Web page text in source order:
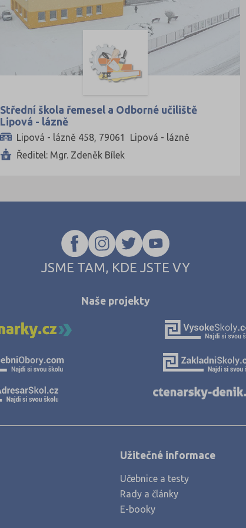
Karlovy Vary (16)
Klatovy (7)
Kroměříž (16)
Kutná Hora (11)
Liberec (20)
Mladá Boleslav (19)
Olomouc (35)
Opava (19)
Pardubice (24)
Střední škola řemesel a Odborné učiliště
Lipová - lázně
Lipová - lázně 458, 79061 Lipová - lázně
Ředitel: Mgr. Zdeněk Bílek
JSME TAM, KDE JSTE VY
Naše projekty
Užitečné informace
Učebnice a testy
Rady a články
E-booky